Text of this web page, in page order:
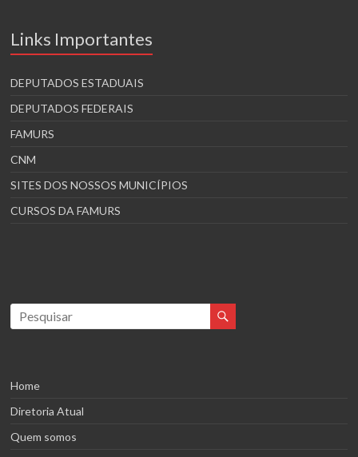
Links Importantes
DEPUTADOS ESTADUAIS
DEPUTADOS FEDERAIS
FAMURS
CNM
SITES DOS NOSSOS MUNICÍPIOS
CURSOS DA FAMURS
Home
Diretoria Atual
Quem somos